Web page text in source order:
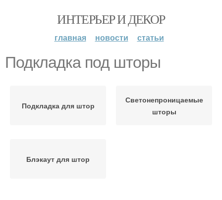
ИНТЕРЬЕР И ДЕКОР
главная новости статьи
Подкладка под шторы
Подкладка для штор
Светонепроницаемые
шторы
Блэкаут для штор